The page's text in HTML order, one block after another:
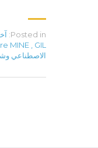
Posted in:
MINE GIL
الاصطناعي